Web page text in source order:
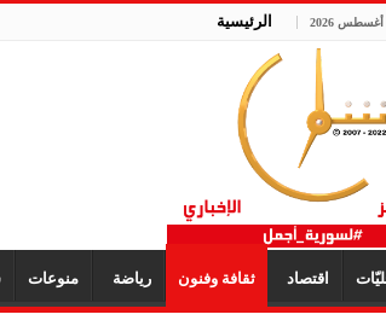
الرئيسية
اقتصاد ثقافة وفنون رياضة منوعات